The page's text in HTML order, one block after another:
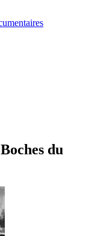
du